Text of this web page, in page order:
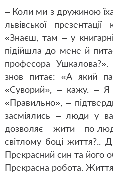
– Коли ми з дружиною
львівської
«Знаєш, там – у
підійшла до мене й
професора
знов питає: «А який
«Суворий», – кажу. – Я
«Правильно», –
засміялись – люди у
дозволяє жити по-
світлому боці життя?..
Прекрасний син та його
Прекрасна робота. Життя